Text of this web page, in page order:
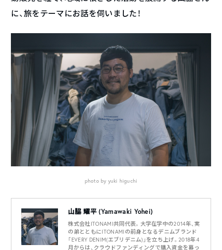
に、旅をテーマにお話を伺いました！
photo by yuki higuchi
山脇 耀平 (Yamawaki Yohei)
株式会社ITONAMI共同代表。大学在学中の2014年、実
の弟とともにITONAMIの前身となるデニムブランド
「EVERY DENIM(エブリデニム)」を立ち上げ。2018年4
月からは、クラウドファンディングで購入資金を募っ